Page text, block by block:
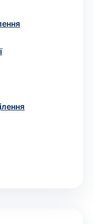
вам необхідні,
на сайті прайс-
непорозумінь,
вказаними на